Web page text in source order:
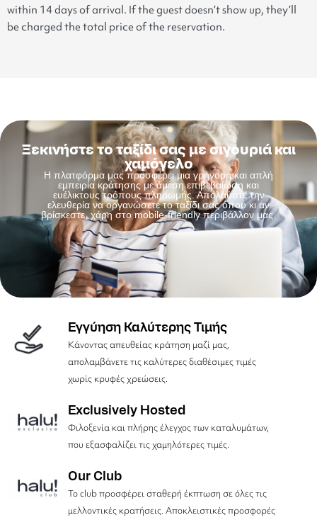
within 14 days of arrival. If the guest doesn’t show up, they’ll
be charged the total price of the reservation.
Ξεκινήστε το ταξίδι σας με σιγουριά και
χαμόγελο
Η πλατφόρμα μας προσφέρει μια γρήγορη και απλή
εμπειρία κράτησης με άμεση επιβεβαίωση και
ευέλικτους τρόπους πληρωμής. Απολαύστε την
ελευθερία να οργανώσετε το ταξίδι σας όπου κι αν
βρίσκεστε, χάρη στο mobile-friendly περιβάλλον μας.
Εγγύηση Καλύτερης Τιμής
Κάνοντας απευθείας κράτηση μαζί μας,
απολαμβάνετε τις καλύτερες διαθέσιμες τιμές
χωρίς κρυφές χρεώσεις.
Exclusively Hosted
Φιλοξενία και πλήρης έλεγχος των καταλυμάτων,
που εξασφαλίζει τις χαμηλότερες τιμές.
Our Club
Το club προσφέρει σταθερή έκπτωση σε όλες τις
μελλοντικές κρατήσεις. Αποκλειστικές προσφορές